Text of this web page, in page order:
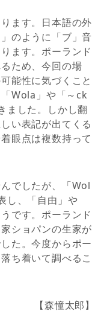
ます。日本語の外
のように「ブ」音
ます。ポーランド
ため、今回の場
能性に気づくこと
Wola」や「～ck
ました。しかし翻
い表記が出てくる
眼点は複数持って
でしたが、「Wol
し、「自由」や
です。ポーランド
ショパンの生家が
た。今度からポー
ち着いて調べるこ
【森憧太郎】